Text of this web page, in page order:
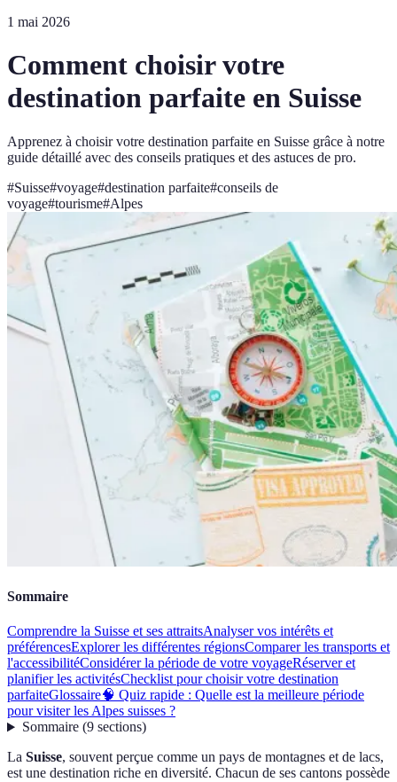
1 mai 2026
Comment choisir votre
destination parfaite en Suisse
Apprenez à choisir votre destination parfaite en Suisse grâce à notre
guide détaillé avec des conseils pratiques et des astuces de pro.
#Suisse#voyage#destination parfaite#conseils de
voyage#tourisme#Alpes
Sommaire
Comprendre la Suisse et ses attraitsAnalyser vos intérêts et
préférencesExplorer les différentes régionsComparer les transports et
l'accessibilitéConsidérer la période de votre voyageRéserver et
planifier les activitésChecklist pour choisir votre destination
parfaiteGlossaire🧠 Quiz rapide : Quelle est la meilleure période
pour visiter les Alpes suisses ?
Sommaire(9 sections)
La Suisse, souvent perçue comme un pays de montagnes et de lacs,
est une destination riche en diversité. Chacun de ses cantons possède